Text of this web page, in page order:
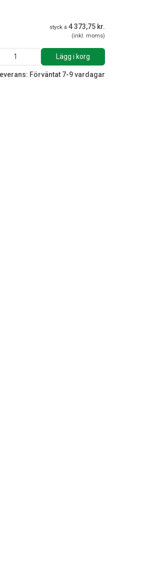
styck á 4 373,75 kr.
(inkl. moms)
Lägg i korg
Förväntat 7-9 vardagar